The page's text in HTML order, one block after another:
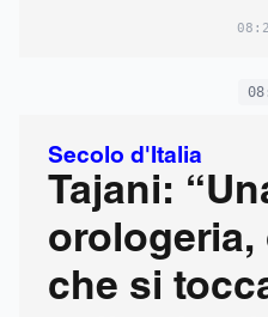
Secolo d'Italia
Tajani:
orologeria, ogni volta
che si